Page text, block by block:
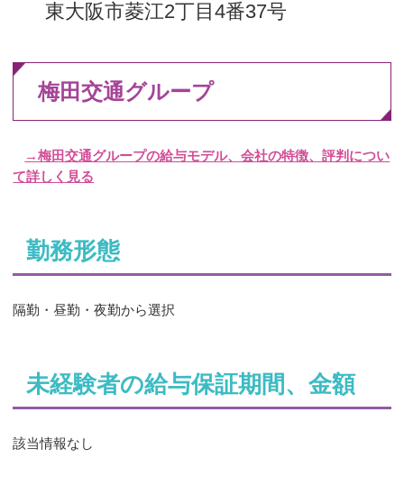
東大阪市菱江2丁目4番37号
梅田交通グループ
→梅田交通グループの給与モデル、会社の特徴、評判につい
て詳しく見る
勤務形態
隔勤・昼勤・夜勤から選択
未経験者の給与保証期間、金額
該当情報なし